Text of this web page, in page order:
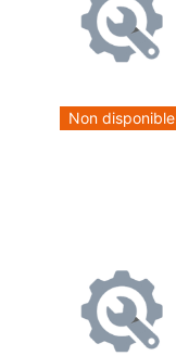
Non disponible